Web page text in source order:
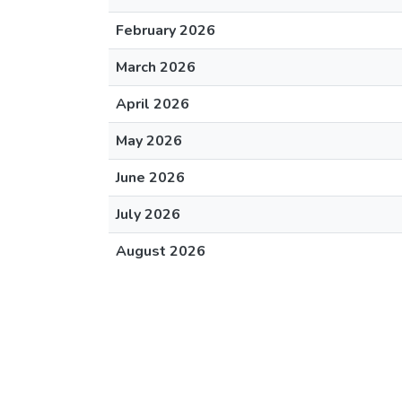
February 2026
March 2026
April 2026
May 2026
June 2026
July 2026
August 2026